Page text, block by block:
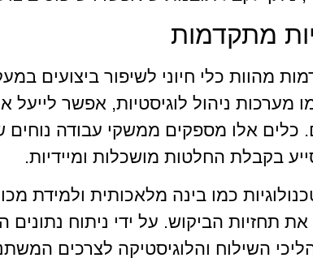
מתקדמות
מערכות ניהול לוגיסטיות, אפשר
כלים אלו מספקים ממשקי עבודה
בקבלת החלטות מושכלות ומיידיות.
כמו בינה מלאכותית ולמידת
תחזיות הביקוש. על ידי ניתוח נתונים
השילוח והלוגיסטיקה לצרכים